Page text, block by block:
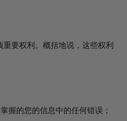
重要权利。概括地说，这些权利
握的您的信息中的任何错误；